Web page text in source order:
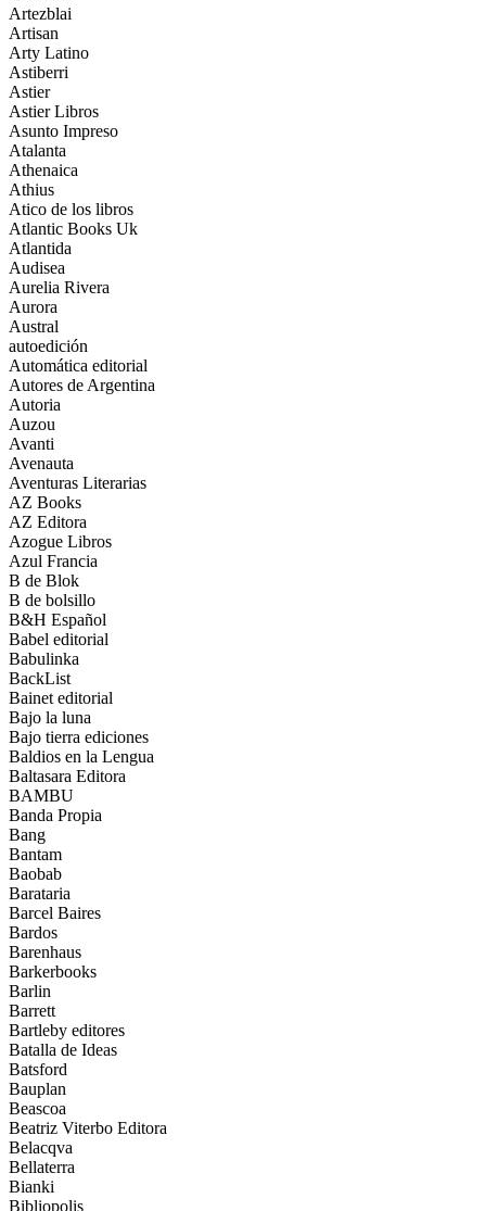
Artezblai
Artisan
Arty Latino
Astiberri
Astier
Astier Libros
Asunto Impreso
Atalanta
Athenaica
Athius
Atico de los libros
Atlantic Books Uk
Atlantida
Audisea
Aurelia Rivera
Aurora
Austral
autoedición
Automática editorial
Autores de Argentina
Autoria
Auzou
Avanti
Avenauta
Aventuras Literarias
AZ Books
AZ Editora
Azogue Libros
Azul Francia
B de Blok
B de bolsillo
B&H Español
Babel editorial
Babulinka
BackList
Bainet editorial
Bajo la luna
Bajo tierra ediciones
Baldios en la Lengua
Baltasara Editora
BAMBU
Banda Propia
Bang
Bantam
Baobab
Barataria
Barcel Baires
Bardos
Barenhaus
Barkerbooks
Barlin
Barrett
Bartleby editores
Batalla de Ideas
Batsford
Bauplan
Beascoa
Beatriz Viterbo Editora
Belacqva
Bellaterra
Bianki
Bibliopolis